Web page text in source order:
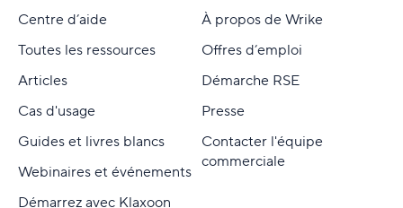
Centre d’aide
Toutes les ressources
Articles
Cas d'usage
Guides et livres blancs
Webinaires et événements
Démarrez avec Klaxoon
À propos de Wrike
Offres d’emploi
Démarche RSE
Presse
Contacter l'équipe
commerciale